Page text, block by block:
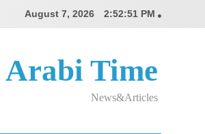
August 7, 2026 2:52:52 PM
Arabi Time
News&Articles